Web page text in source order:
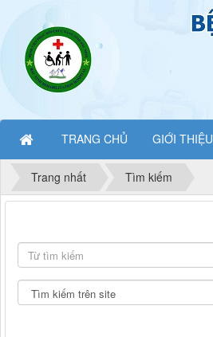
TRANG CHỦ GIỚI THIỆU
Trang nhất Tìm kiếm